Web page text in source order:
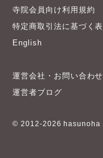
寺院会員向け利用規約
特定商取引法に基づく
English
運営会社・お問い合わせ
運営者ブログ
© 2012-2026 hasunoha